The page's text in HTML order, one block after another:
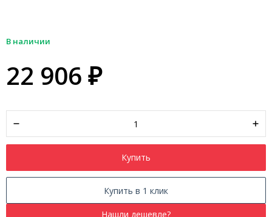
В наличии
22 906 ₽
Купить
Купить в 1 клик